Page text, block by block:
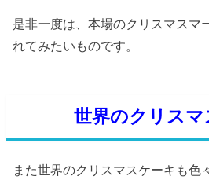
是非一度は、本場のクリスマスマ
れてみたいものです。
世界のクリス
また世界のクリスマスケーキも色